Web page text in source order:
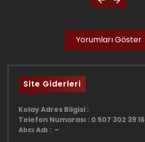
Yorumları Göster
Site Giderleri
Kolay Adres Bilgisi :
Telefon Numarası : 0 507 302 39 16
Alıcı Adı : –